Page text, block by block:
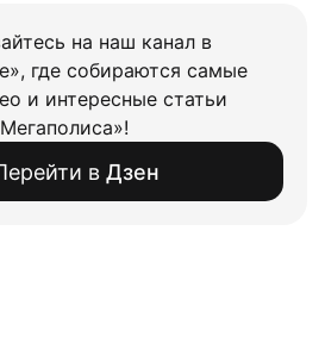
на наш канал в
где собираются самые
и интересные статьи
в Дзен